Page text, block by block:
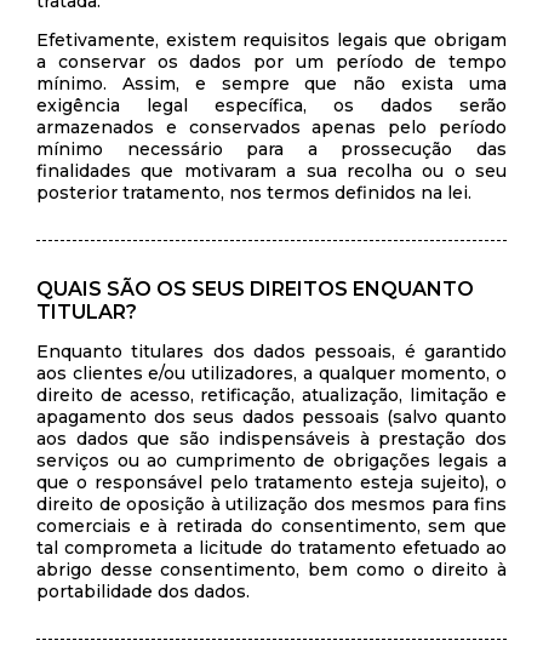
Efetivamente, existem requisitos legais que obrigam
a conservar os dados por um período de tempo
mínimo. Assim, e sempre que não exista uma
exigência legal específica, os dados serão
armazenados e conservados apenas pelo período
mínimo necessário para a prossecução das
finalidades que motivaram a sua recolha ou o seu
posterior tratamento, nos termos definidos na lei.
QUAIS SÃO OS SEUS DIREITOS ENQUANTO
TITULAR?
Enquanto titulares dos dados pessoais, é garantido
aos clientes e/ou utilizadores, a qualquer momento, o
direito de acesso, retificação, atualização, limitação e
apagamento dos seus dados pessoais (salvo quanto
aos dados que são indispensáveis à prestação dos
serviços ou ao cumprimento de obrigações legais a
que o responsável pelo tratamento esteja sujeito), o
direito de oposição à utilização dos mesmos para fins
comerciais e à retirada do consentimento, sem que
tal comprometa a licitude do tratamento efetuado ao
abrigo desse consentimento, bem como o direito à
portabilidade dos dados.